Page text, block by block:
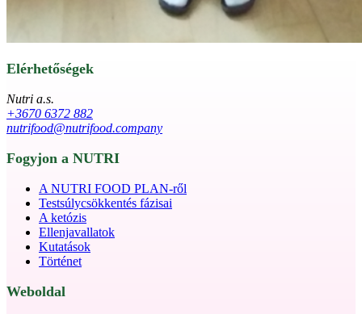
Elérhetőségek
Nutri a.s.
+3670 6372 882
nutrifood@nutrifood.company
Fogyjon a NUTRI
A NUTRI FOOD PLAN-ről
Testsúlycsökkentés fázisai
A ketózis
Ellenjavallatok
Kutatások
Történet
Weboldal